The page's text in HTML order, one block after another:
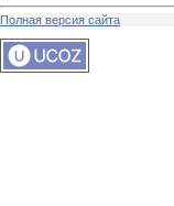
Полная версия сайта